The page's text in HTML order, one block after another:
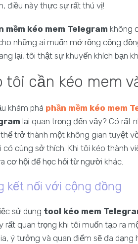
điều này thực sự rất thú vị!
mềm kéo mem Telegram không
những ai muốn mở rộng cộng
lại, tôi thật sự khuyến khích bạn
tôi cần kéo mem
khám phá phần mềm kéo mem
lại quan trọng đến vậy? Có rất
trở thành một không gian tuyệt
cùng sở thích. Khi tôi kéo thành
cơ hội để học hỏi từ người khác.
kết nối với cộng đồng
sử dụng tool kéo mem
rất quan trọng khi tôi muốn tạo ra
ý tưởng và quan điểm sẽ đa dạng